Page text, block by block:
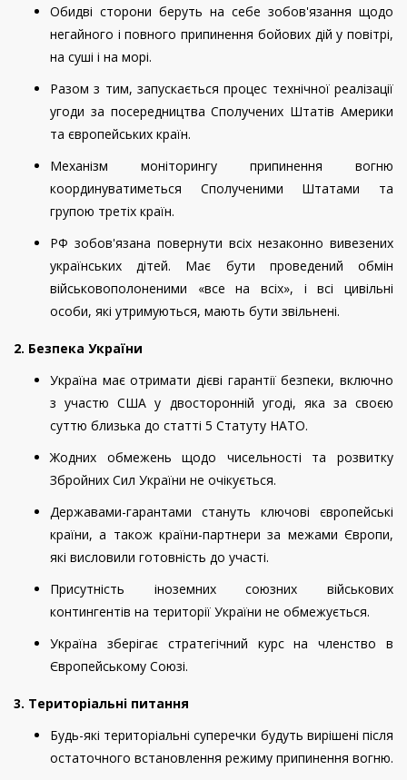
Обидві сторони беруть на себе зобов'язання щодо
негайного і повного припинення бойових дій у повітрі,
на суші і на морі.
Разом з тим, запускається процес технічної реалізації
угоди за посередництва Сполучених Штатів Америки
та європейських країн.
Механізм моніторингу припинення вогню
координуватиметься Сполученими Штатами та
групою третіх країн.
РФ зобов'язана повернути всіх незаконно вивезених
українських дітей. Має бути проведений обмін
військовополоненими «все на всіх», і всі цивільні
особи, які утримуються, мають бути звільнені.
2. Безпека України
Україна має отримати дієві гарантії безпеки, включно
з участю США у двосторонній угоді, яка за своєю
суттю близька до статті 5 Статуту НАТО.
Жодних обмежень щодо чисельності та розвитку
Збройних Сил України не очікується.
Державами-гарантами стануть ключові європейські
країни, а також країни-партнери за межами Європи,
які висловили готовність до участі.
Присутність іноземних союзних військових
контингентів на території України не обмежується.
Україна зберігає стратегічний курс на членство в
Європейському Союзі.
3. Територіальні питання
Будь-які територіальні суперечки будуть вирішені після
остаточного встановлення режиму припинення вогню.